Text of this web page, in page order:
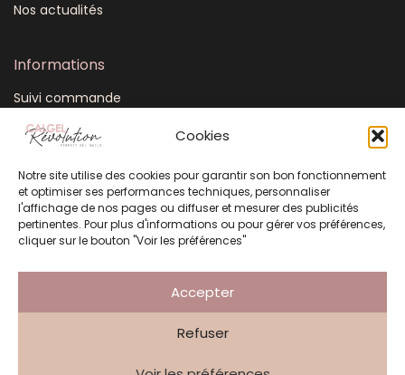
Cookies
Notre site utilise des cookies pour garantir son bon fonctionnement
et optimiser ses performances techniques, personnaliser
l'affichage de nos pages ou diffuser et mesurer des publicités
pertinentes. Pour plus d'informations ou pour gérer vos préférences,
cliquer sur le bouton "Voir les préférences"
Accepter
Refuser
Nos actualités
Informations
Suivi commande
Mon compte
CGV
FAQ
Plan du site
Mentions légales